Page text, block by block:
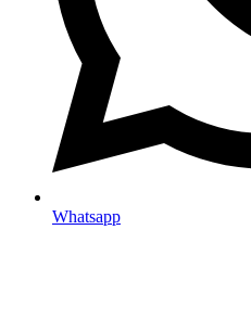
Whatsapp